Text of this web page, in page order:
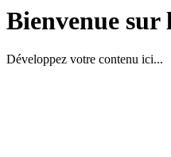
Bienvenue sur
Développez votre contenu ici...